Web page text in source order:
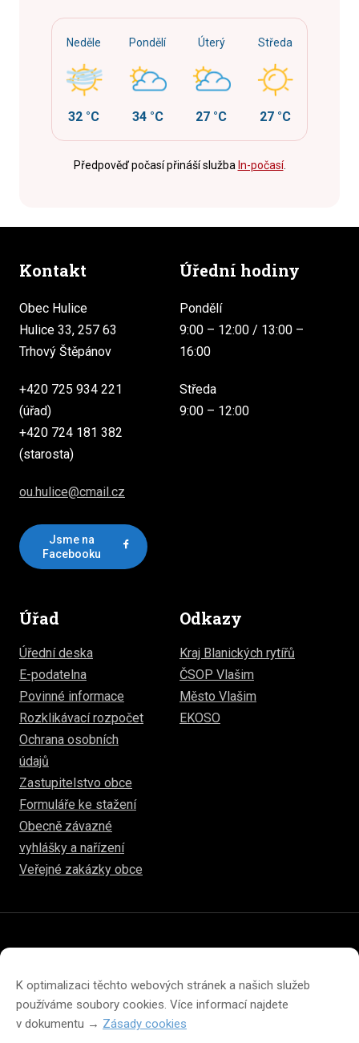
K optimalizaci těchto webových stránek a našich služeb
používáme soubory cookies. Více informací najdete
v dokumentu → Zásady cookies
Neděle
32 °C
Pondělí
34 °C
Úterý
27 °C
Středa
27 °C
Předpověď počasí přináší služba In-počasí.
Kontakt
Obec Hulice
Hulice 33, 257 63
Trhový Štěpánov
+420 725 934 221
(úřad)
+420 724 181 382
(starosta)
ou.hulice@cmail.cz
Jsme na
Facebooku
Úřední hodiny
Pondělí
9:00 – 12:00 / 13:00 –
16:00
Středa
9:00 – 12:00
Úřad
Úřední deska
E-podatelna
Povinné informace
Rozklikávací rozpočet
Ochrana osobních
údajů
Zastupitelstvo obce
Formuláře ke stažení
Obecně závazné
vyhlášky a nařízení
Veřejné zakázky obce
Odkazy
Kraj Blanických rytířů
ČSOP Vlašim
Město Vlašim
EKOSO
Prohlášení o přístupnosti
Prohlášení o ochraně soukromí
Zásady cookies (EU)